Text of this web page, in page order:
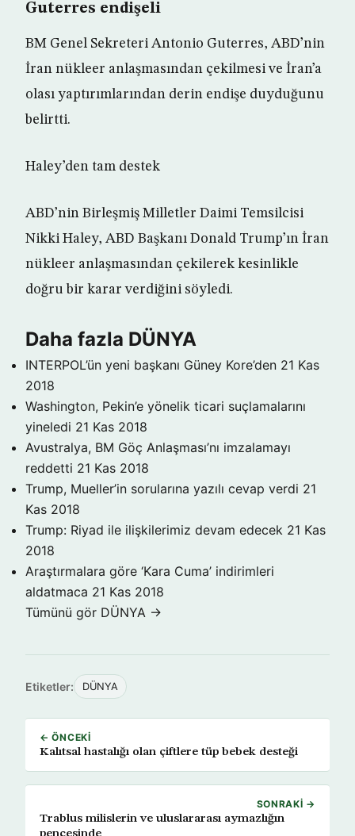
Guterres endişeli
BM Genel Sekreteri Antonio Guterres, ABD’nin
İran nükleer anlaşmasından çekilmesi ve İran’a
olası yaptırımlarından derin endişe duyduğunu
belirtti.
Haley’den tam destek
ABD’nin Birleşmiş Milletler Daimi Temsilcisi
Nikki Haley, ABD Başkanı Donald Trump’ın İran
nükleer anlaşmasından çekilerek kesinlikle
doğru bir karar verdiğini söyledi.
Daha fazla DÜNYA
INTERPOL’ün yeni başkanı Güney Kore’den 21 Kas
2018
Washington, Pekin’e yönelik ticari suçlamalarını
yineledi 21 Kas 2018
Avustralya, BM Göç Anlaşması’nı imzalamayı
reddetti 21 Kas 2018
Trump, Mueller’in sorularına yazılı cevap verdi 21
Kas 2018
Trump: Riyad ile ilişkilerimiz devam edecek 21 Kas
2018
Araştırmalara göre ‘Kara Cuma’ indirimleri
aldatmaca 21 Kas 2018
Tümünü gör DÜNYA →
Etiketler: DÜNYA
← ÖNCEKI
Kalıtsal hastalığı olan çiftlere tüp bebek desteği
SONRAKI →
Trablus milislerin ve uluslararası aymazlığın